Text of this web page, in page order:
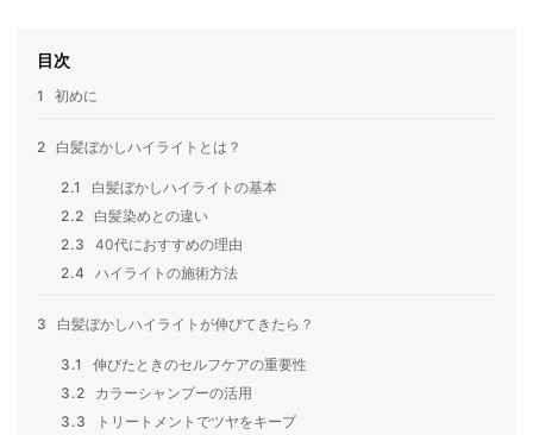
目次
1 初めに
2 白髪ぼかしハイライトとは？
2.1
白髪ぼかしハイライトの基本
2.2
白髪染めとの違い
2.3
40代におすすめの理由
2.4
ハイライトの施術方法
3 白髪ぼかしハイライトが伸びてきたら？
3.1
伸びたときのセルフケアの重要性
3.2
カラーシャンプーの活用
3.3
トリートメントでツヤをキープ